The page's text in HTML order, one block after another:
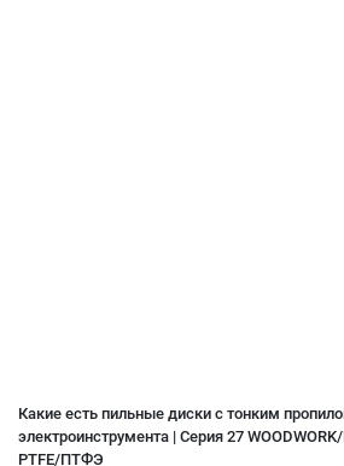
Какие есть пильные диски с тонким
электроинструмента | Серия 27
PTFE/ПТФЭ